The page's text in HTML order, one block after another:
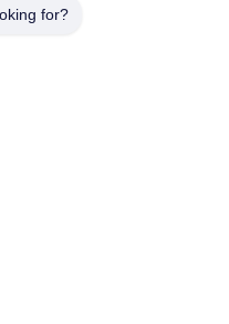
secteur jiading, Changhaï,
for?